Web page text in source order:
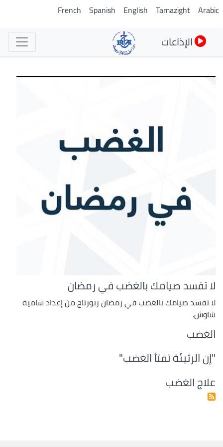
تجاوز
Arabic
Tamazight
English
Spanish
French
الإذاعات
لا تفسد صيامك بالغضب في رمضان
لا تفسد صيامك بالغضب في رمضان ربورتاج من إعداد سامية
شاوش.
الغضب
"إن الرثيئة تفتأ الغضب"
علاج الغضب